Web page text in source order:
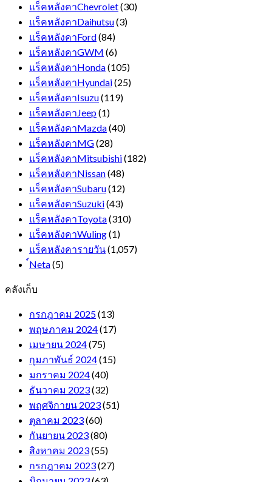
แร็คหลังคาChevrolet(30)
แร็คหลังคาDaihutsu(3)
แร็คหลังคาFord(84)
แร็คหลังคาGWM (6)
แร็คหลังคาHonda(105)
แร็คหลังคาHyundai(25)
แร็คหลังคาIsuzu(119)
แร็คหลังคาJeep(1)
แร็คหลังคาMazda(40)
แร็คหลังคาMG(28)
แร็คหลังคาMitsubishi(182)
แร็คหลังคาNissan(48)
แร็คหลังคาSubaru(12)
แร็คหลังคาSuzuki(43)
แร็คหลังคาToyota(310)
แร็คหลังคาWuling(1)
แร็คหลังคารายวัน(1,057)
์Neta(5)
คลังเก็บ
กรกฎาคม 2025(13)
พฤษภาคม 2024(17)
เมษายน 2024(75)
กุมภาพันธ์ 2024(15)
มกราคม 2024(40)
ธันวาคม 2023(32)
พฤศจิกายน 2023(51)
ตุลาคม 2023(60)
กันยายน 2023(80)
สิงหาคม 2023(55)
กรกฎาคม 2023(27)